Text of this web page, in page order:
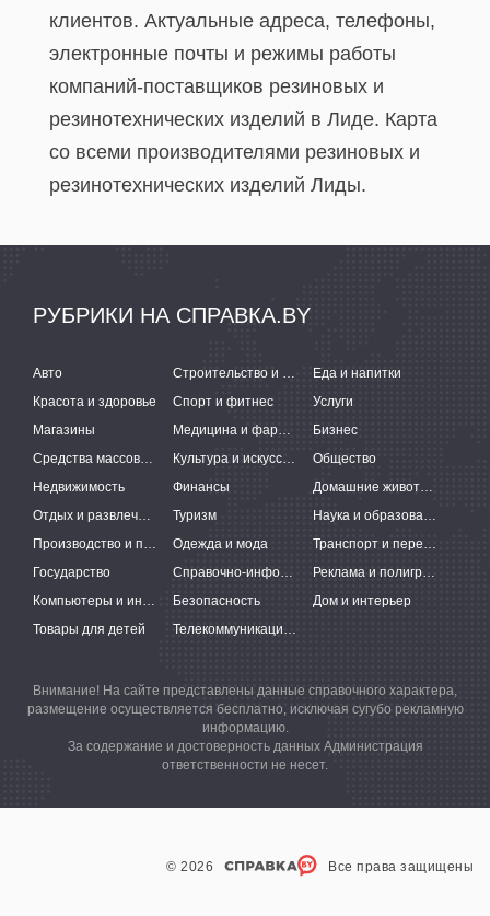
клиентов. Актуальные адреса, телефоны,
электронные почты и режимы работы
компаний-поставщиков резиновых и
резинотехнических изделий в Лиде. Карта
со всеми производителями резиновых и
резинотехнических изделий Лиды.
РУБРИКИ НА СПРАВКА.BY
Авто Строительство и ремонт
Еда и напитки
Красота и здоровье
Спорт и фитнес
Услуги
Магазины
Медицина и фармацевтика
Бизнес
Средства массовой информации
Культура и искусство
Общество
Недвижимость
Финансы
Домашние животные
Отдых и развлечения
Туризм
Наука и образование
Производство и поставки
Одежда и мода
Транспорт и перевозки
Государство
Справочно-информационные системы
Реклама и полиграфия
Компьютеры и интернет
Безопасность
Дом и интерьер
Товары для детей
Телекоммуникации и связь
Внимание! На сайте представлены данные справочного характера,
размещение осуществляется бесплатно, исключая сугубо рекламную
информацию.
За содержание и достоверность данных Администрация
ответственности не несет.
© 2026 Все права защищены